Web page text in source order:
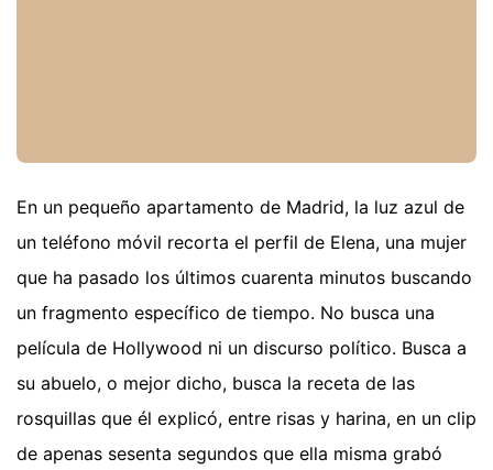
En un pequeño apartamento de Madrid, la luz azul de
un teléfono móvil recorta el perfil de Elena, una mujer
que ha pasado los últimos cuarenta minutos buscando
un fragmento específico de tiempo. No busca una
película de Hollywood ni un discurso político. Busca a
su abuelo, o mejor dicho, busca la receta de las
rosquillas que él explicó, entre risas y harina, en un clip
de apenas sesenta segundos que ella misma grabó